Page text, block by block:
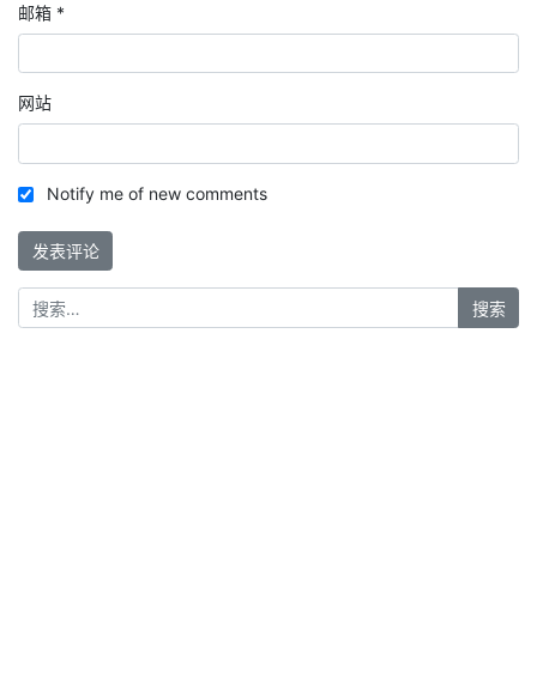
邮箱 *
网站
Notify me of new comments